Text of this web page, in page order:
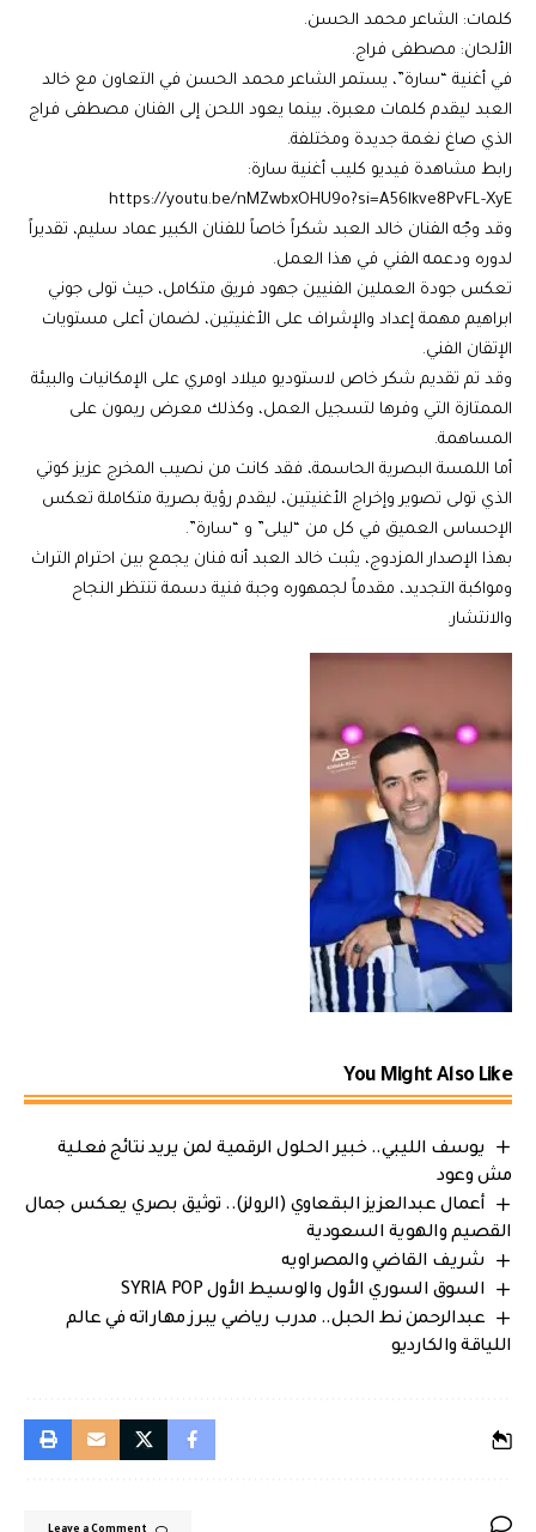
كلمات: الشاعر محمد الحسن.
الألحان: مصطفى فراج.
في أغنية “سارة”، يستمر الشاعر محمد الحسن في التعاون مع خالد
العبد ليقدم كلمات معبرة، بينما يعود اللحن إلى الفنان مصطفى فراج
الذي صاغ نغمة جديدة ومختلفة.
رابط مشاهدة فيديو كليب أغنية سارة:
https://youtu.be/nMZwbxOHU9o?si=A56lkve8PvFL-XyE
وقد وجّه الفنان خالد العبد شكراً خاصاً للفنان الكبير عماد سليم، تقديراً
لدوره ودعمه الفني في هذا العمل.
تعكس جودة العملين الفنيين جهود فريق متكامل، حيث تولى جوني
ابراهيم مهمة إعداد والإشراف على الأغنيتين، لضمان أعلى مستويات
الإتقان الفني.
وقد تم تقديم شكر خاص لاستوديو ميلاد اومري على الإمكانيات والبيئة
الممتازة التي وفرها لتسجيل العمل، وكذلك معرض ريمون على
المساهمة.
أما اللمسة البصرية الحاسمة، فقد كانت من نصيب المخرج عزيز كوتي
الذي تولى تصوير وإخراج الأغنيتين، ليقدم رؤية بصرية متكاملة تعكس
الإحساس العميق في كل من “ليلى” و “سارة”.
بهذا الإصدار المزدوج، يثبت خالد العبد أنه فنان يجمع بين احترام التراث
ومواكبة التجديد، مقدماً لجمهوره وجبة فنية دسمة تنتظر النجاح
والانتشار.
You Might Also Like
يوسف الليبي.. خبير الحلول الرقمية لمن يريد نتائج فعلية
مش وعود
أعمال عبدالعزيز البقعاوي (الرولز).. توثيق بصري يعكس جمال
القصيم والهوية السعودية
شريف القاضي والمصراويه
السوق السوري الأول والوسيط الأول SYRIA POP
عبدالرحمن نط الحبل.. مدرب رياضي يبرز مهاراته في عالم
اللياقة والكارديو